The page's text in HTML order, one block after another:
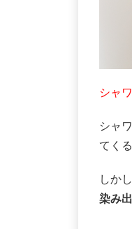
シャ
シャ
てく
しかし
染み